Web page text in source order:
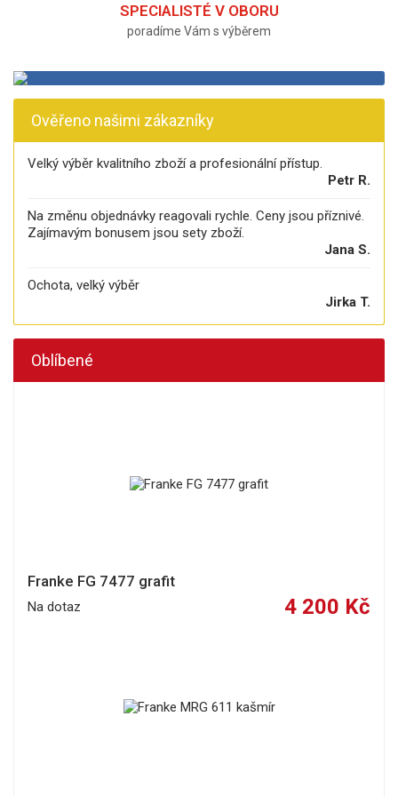
SPECIALISTÉ V OBORU
poradíme Vám s výběrem
Ověřeno našimi zákazníky
Velký výběr kvalitního zboží a profesionální přístup.
Petr R.
Na změnu objednávky reagovali rychle. Ceny jsou příznivé.
Zajímavým bonusem jsou sety zboží.
Jana S.
Ochota, velký výběr
Jirka T.
Oblíbené
Franke FG 7477 grafit
Na dotaz 4 200 Kč